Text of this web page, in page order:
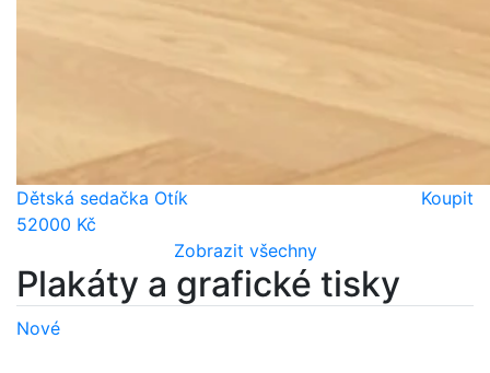
Dětská sedačka Otík
52000 Kč
Koupit
Zobrazit všechny
Plakáty a grafické tisky
Nové